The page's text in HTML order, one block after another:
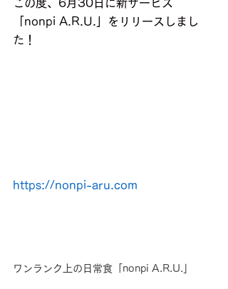
この度、6月30日に新サービス
「nonpi A.R.U.」をリリースしまし
た！
https://nonpi-aru.com
ワンランク上の日常食「nonpi A.R.U.」